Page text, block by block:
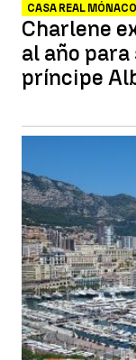
CASA REAL MÓNACO
Charlene
al año
príncipe